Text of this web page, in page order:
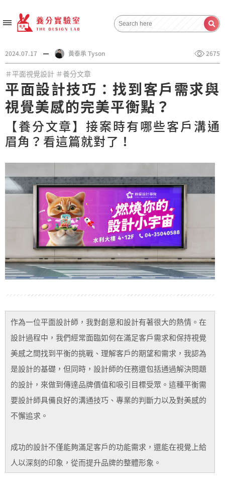
2024.07.17 黃泰承 Tyson 2675
＃平面視覺設計 ＃養分文章
平面設計技巧：找到客戶需求與
視覺美感的完美平衡點？
【養分文章】接案時有哪些客戶溝通
眉角？看這篇就對了！
作為一位平面設計師，我對創意和設計有著很大的熱情。在
設計過程中，我們經常面臨如何在滿足客戶需求和保持視覺
美感之間找到平衡的挑戰、理解客戶的期望和需求，我認為
是設計的基礎，但同時，設計師的任務還包括通過解決問題
的設計，來做到傳達品牌價值和吸引目標受眾。這種平衡需
要設計師具備良好的溝通技巧、專業的判斷力以及對美感的
不懈追求。
成功的設計不僅能夠滿足客戶的功能需求，還能在視覺上給
人以深刻的印象，從而提升品牌的整體形象。